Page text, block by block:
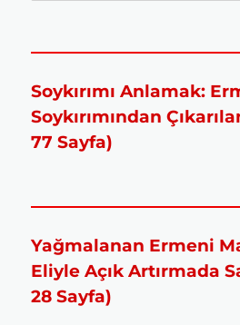
Soykırımı Anlamak:
Soykırımından
77 Sayfa)
Yağmalanan Ermeni
Eliyle Açık Artırmada
28 Sayfa)